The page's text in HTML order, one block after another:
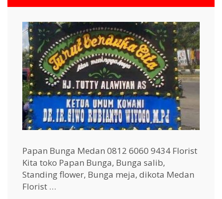
Papan Bunga Medan 0812 6060 9434 Florist
Kita toko Papan Bunga, Bunga salib,
Standing flower, Bunga meja, dikota Medan
Florist …